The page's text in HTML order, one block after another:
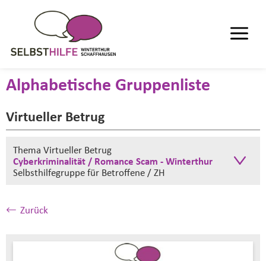
Alphabetische Gruppenliste
Virtueller Betrug
Thema Virtueller Betrug
Cyberkriminalität / Romance Scam - Winterthur
Selbsthilfegruppefür Betroffene / ZH
Zurück